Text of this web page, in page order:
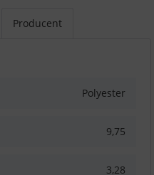
Producent
Polyester
9,75
3,28